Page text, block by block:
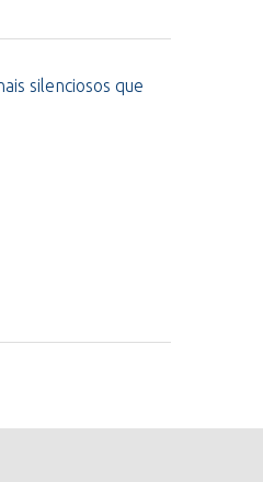
silenciosos que